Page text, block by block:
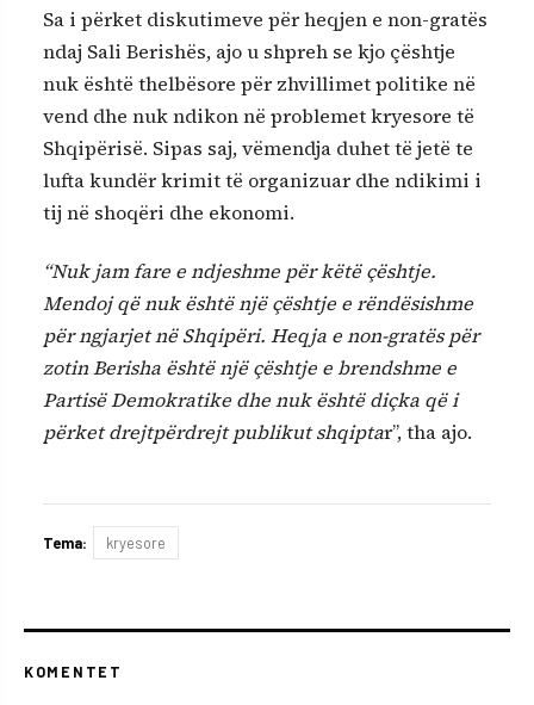
Sa i përket diskutimeve për heqjen e non-gratës
ndaj Sali Berishës, ajo u shpreh se kjo çështje
nuk është thelbësore për zhvillimet politike në
vend dhe nuk ndikon në problemet kryesore të
Shqipërisë. Sipas saj, vëmendja duhet të jetë te
lufta kundër krimit të organizuar dhe ndikimi i
tij në shoqëri dhe ekonomi.
“Nuk jam fare e ndjeshme për këtë çështje.
Mendoj që nuk është një çështje e rëndësishme
për ngjarjet në Shqipëri. Heqja e non-gratës për
zotin Berisha është një çështje e brendshme e
Partisë Demokratike dhe nuk është diçka që i
përket drejtpërdrejt publikut shqiptar”, tha ajo.
Tema: kryesore
KOMENTET